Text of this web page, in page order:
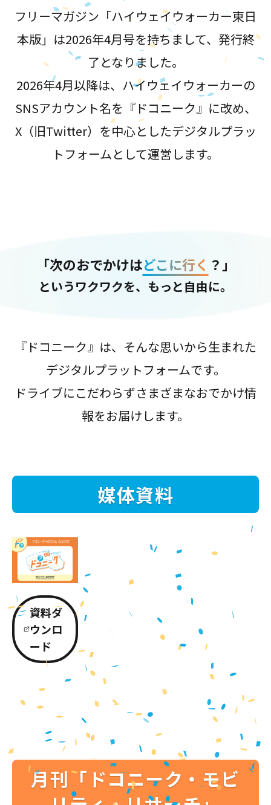
フリーマガジン「ハイウェイウォーカー東日
本版」は2026年4月号を持ちまして、発行終
了となりました。
2026年4月以降は、ハイウェイウォーカーの
SNSアカウント名を『ドコニーク』に改め、
X（旧Twitter）を中心としたデジタルプラッ
トフォームとして運営します。
「次のおでかけはどこに行く ？」
というワクワクを、もっと自由に。
『ドコニーク』は、そんな思いから生まれた
デジタルプラットフォームです。
ドライブにこだわらずさまざまなおでかけ情
報をお届けします。
媒体資料
資料ダ
ウンロ
ード
月刊「ドコニーク・モビ